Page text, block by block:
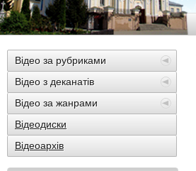
Відео за рубриками
Відео з деканатів
Відео за жанрами
Відеодиски
Відеоархів